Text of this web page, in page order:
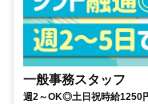
一般事務スタッフ
週2～OK◎土日祝時給1250